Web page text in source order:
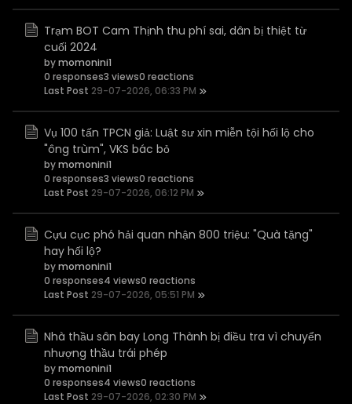
Trạm BOT Cam Thịnh thu phí sai, dân bị thiệt từ
cuối 2024
bymomonini1
0 responses3 views0 reactions
Last Post 29-07-2026, 06:33 PM
Vụ 100 tấn TPCN giả: Luật sư xin miễn tội hối lộ cho
"ông trùm", VKS bác bỏ
bymomonini1
0 responses3 views0 reactions
Last Post 29-07-2026, 06:12 PM
Cựu cục phó hải quan nhận 800 triệu: "Quà tặng"
hay hối lộ?
bymomonini1
0 responses4 views0 reactions
Last Post 29-07-2026, 05:51 PM
Nhà thầu sân bay Long Thành bị điều tra vì chuyển
nhượng thầu trái phép
bymomonini1
0 responses4 views0 reactions
Last Post 29-07-2026, 02:30 PM